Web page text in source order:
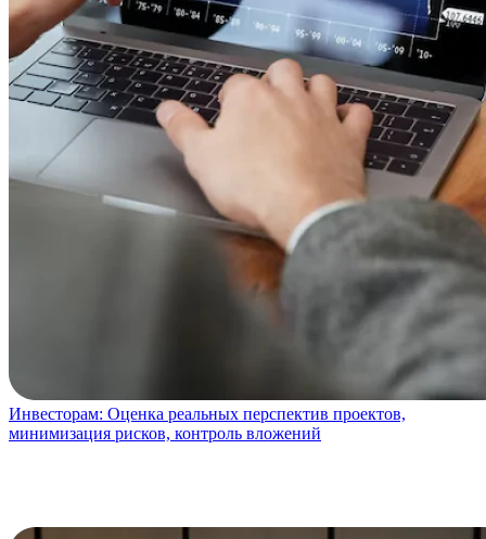
Инвесторам: Оценка реальных перспектив проектов,
минимизация рисков, контроль вложений